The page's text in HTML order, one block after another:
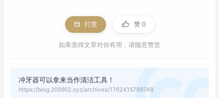
打赏 赞 0
如果觉得文章对你有用，请随意赞赏
冲牙器可以拿来当作清洁工具！
https://blog.209902.xyz/archives/1762415789748